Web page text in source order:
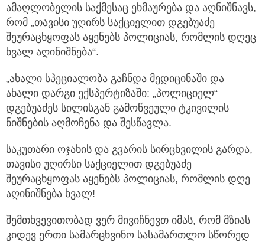
ამაღლობელის საქმესაც ეხმაურება და აღნიშნავს,
რომ „თავისი უღირს საქციელით დგებუაძე
შეურაცხყოფას აყენებს პოლიციას, რომლის დღეც
ხვალ აღინიშნება“.
„ახალი სპეციალობა გაჩნდა მედიცინაში და
ახალი დარგი ექსპერტიზაში: „პოლიციელ“
დგებუაძეს სილისგან გამოწვეული ტკივილის
ნიშნების აღმოჩენა და შესწავლა.
საკუთარი ოჯახის და გვარის სირცხვილის გარდა,
თავისი უღირსი საქციელით დგებუაძე
შეურაცხყოფას აყენებს პოლიციას, რომლის დღე
აღინიშნება ხვალ!
შემთხვევითობად ვერ მივიჩნევთ იმას, რომ მზიას
კიდევ ერთი სამარცხვინო სასამართლო სწორედ